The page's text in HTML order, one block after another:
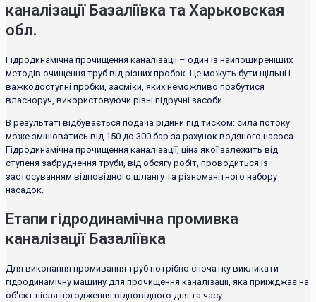
каналізації Базаліївка та Харьковская
обл.
Гідродинамічна прочищення каналізації – один із найпоширеніших
методів очищення труб від різних пробок. Це можуть бути щільні і
важкодоступні пробки, засміки, яких неможливо позбутися
власноруч, використовуючи різні підручні засоби.
В результаті відбувається подача рідини під тиском: сила потоку
може змінюватись від 150 до 300 бар за рахунок водяного насоса.
Гідродинамічна прочищення каналізації, ціна якої залежить від
ступеня забруднення труби, від обсягу робіт, проводиться із
застосуванням відповідного шлангу та різноманітного набору
насадок.
Етапи гідродинамічна промивка
каналізації Базаліївка
Для виконання промивання труб потрібно спочатку викликати
гідродинамічну машину для прочищення каналізації, яка приїжджає на
об'єкт після погодження відповідного дня та часу.